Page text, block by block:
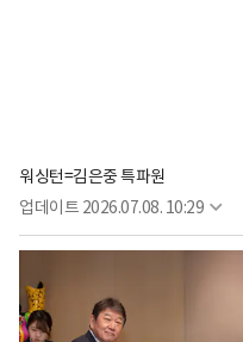
워싱턴=김은중 특파원
업데이트 2026.07.08. 10:29